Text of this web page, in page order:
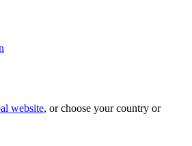
website, or choose your country or